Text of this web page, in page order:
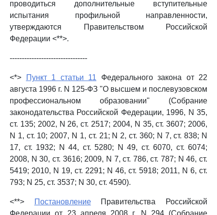
проводиться дополнительные вступительные
испытания профильной направленности,
утверждаются Правительством Российской
Федерации <**>.
--------------------------------
<*> Пункт 1 статьи 11 Федерального закона от 22
августа 1996 г. N 125-ФЗ "О высшем и послевузовском
профессиональном образовании" (Собрание
законодательства Российской Федерации, 1996, N 35,
ст. 135; 2002, N 26, ст. 2517; 2004, N 35, ст. 3607; 2006,
N 1, ст. 10; 2007, N 1, ст. 21; N 2, ст. 360; N 7, ст. 838; N
17, ст. 1932; N 44, ст. 5280; N 49, ст. 6070, ст. 6074;
2008, N 30, ст. 3616; 2009, N 7, ст. 786, ст. 787; N 46, ст.
5419; 2010, N 19, ст. 2291; N 46, ст. 5918; 2011, N 6, ст.
793; N 25, ст. 3537; N 30, ст. 4590).
<**> ПостановлениеПравительства Российской
Федерации от 23 апреля 2008 г. N 294 (Собрание